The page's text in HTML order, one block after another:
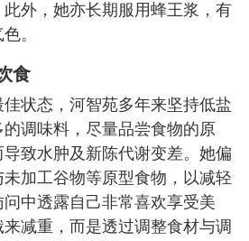
外，她亦长期服用蜂王浆，有
。
食
状态，河智苑多年来坚持低盐
调味料，尽量品尝食物的原
致水肿及新陈代谢变差。她偏
加工谷物等原型食物，以减轻
中透露自己非常喜欢享受美
减重，而是透过调整食材与调